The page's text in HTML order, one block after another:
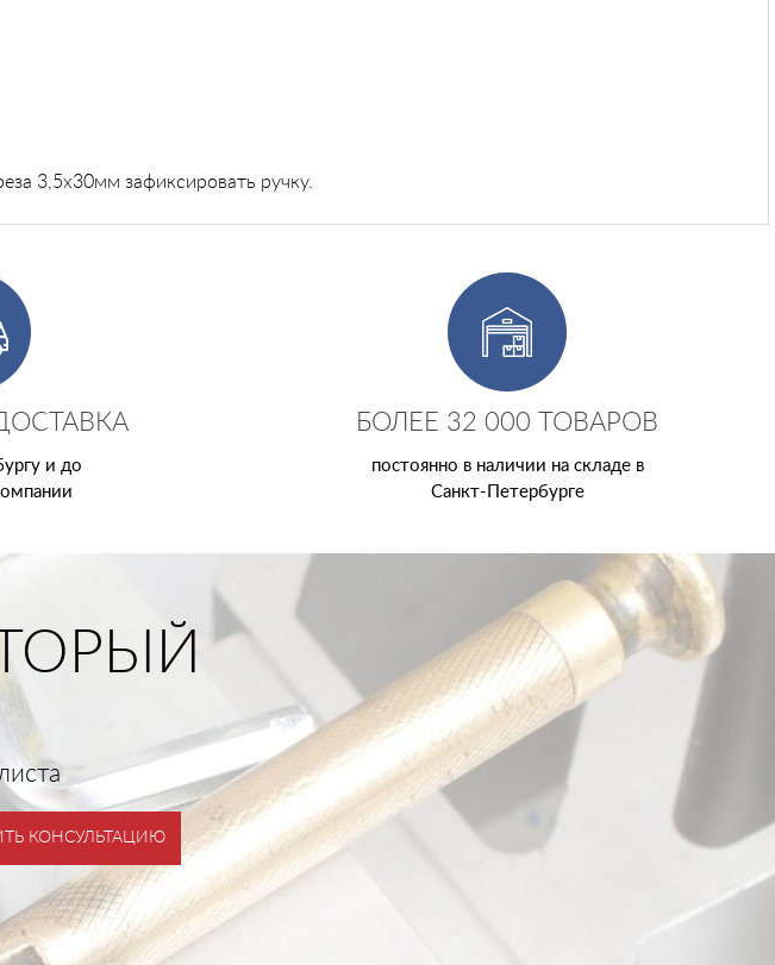
3,5х30мм зафиксировать ручку.
и до
БОЛЕЕ 32 000 ТОВАРОВ
постоянно в наличии на складе в
Санкт-Петербурге
КОНСУЛЬТАЦИЮ